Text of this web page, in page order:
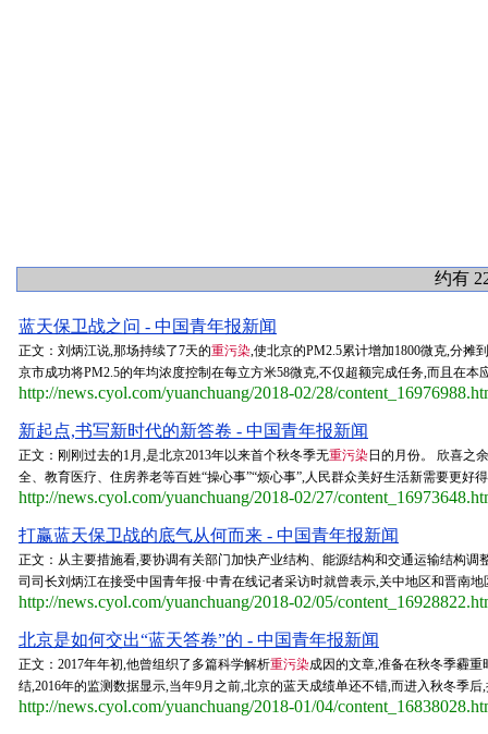
约有
蓝天保卫战之问 - 中国青年报新闻
正文：刘炳江说,那场持续了7天的重污染,使北京的PM2.5累计增加1800微克,分摊
京市成功将PM2.5的年均浓度控制在每立方米58微克,不仅超额完成任务,而且在本
http://news.cyol.com/yuanchuang/2018-02/28/
新起点,书写新时代的新答卷 - 中国青年报新闻
正文：刚刚过去的1月,是北京2013年以来首个秋冬季无重污染日的月份。 欣喜之
全、教育医疗、住房养老等百姓“操心事”“烦心事”,人民群众美好生活新需要更好
http://news.cyol.com/yuanchuang/2018-02/27/
打赢蓝天保卫战的底气从何而来 - 中国青年报新闻
正文：从主要措施看,要协调有关部门加快产业结构、能源结构和交通运输结构调
司司长刘炳江在接受中国青年报·中青在线记者采访时就曾表示,关中地区和晋南
http://news.cyol.com/yuanchuang/2018-02/05/
北京是如何交出“蓝天答卷”的 - 中国青年报新闻
正文：2017年年初,他曾组织了多篇科学解析重污染成因的文章,准备在秋冬季霾重
结,2016年的监测数据显示,当年9月之前,北京的蓝天成绩单还不错,而进入秋冬季后
http://news.cyol.com/yuanchuang/2018-01/04/